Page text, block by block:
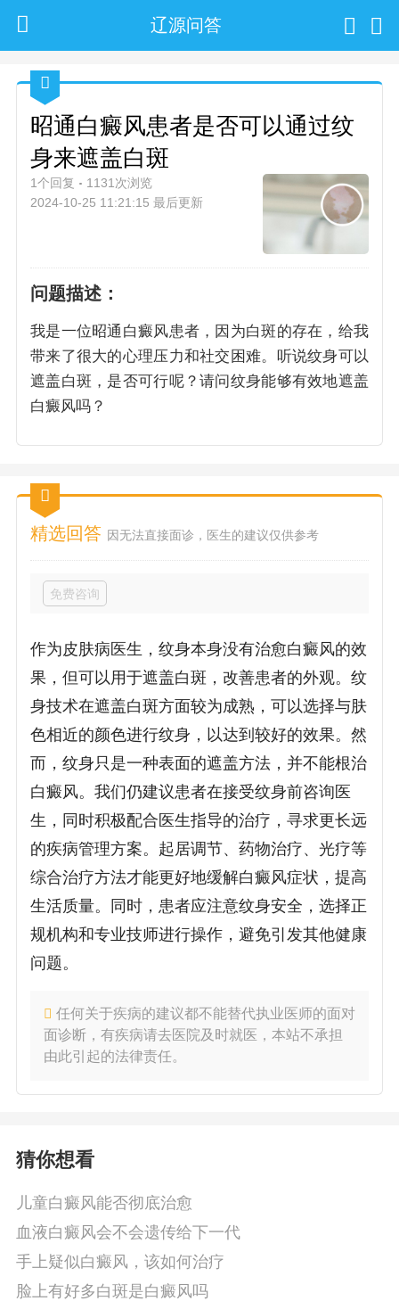
辽源问答
昭通白癜风患者是否可以通过纹
身来遮盖白斑
1个回复
1131次浏览
2024-10-25 11:21:15 最后更新
问题描述：
我是一位昭通白癜风患者，因为白斑的存在，给我
带来了很大的心理压力和社交困难。听说纹身可以
遮盖白斑，是否可行呢？请问纹身能够有效地遮盖
白癜风吗？
精选回答 因无法直接面诊，医生的建议仅供参考
免费咨询
作为皮肤病医生，纹身本身没有治愈白癜风的效
果，但可以用于遮盖白斑，改善患者的外观。纹
身技术在遮盖白斑方面较为成熟，可以选择与肤
色相近的颜色进行纹身，以达到较好的效果。然
而，纹身只是一种表面的遮盖方法，并不能根治
白癜风。我们仍建议患者在接受纹身前咨询医
生，同时积极配合医生指导的治疗，寻求更长远
的疾病管理方案。起居调节、药物治疗、光疗等
综合治疗方法才能更好地缓解白癜风症状，提高
生活质量。同时，患者应注意纹身安全，选择正
规机构和专业技师进行操作，避免引发其他健康
问题。
任何关于疾病的建议都不能替代执业医师的面对
面诊断，有疾病请去医院及时就医，本站不承担
由此引起的法律责任。
猜你想看
儿童白癜风能否彻底治愈
血液白癜风会不会遗传给下一代
手上疑似白癜风，该如何治疗
脸上有好多白斑是白癜风吗